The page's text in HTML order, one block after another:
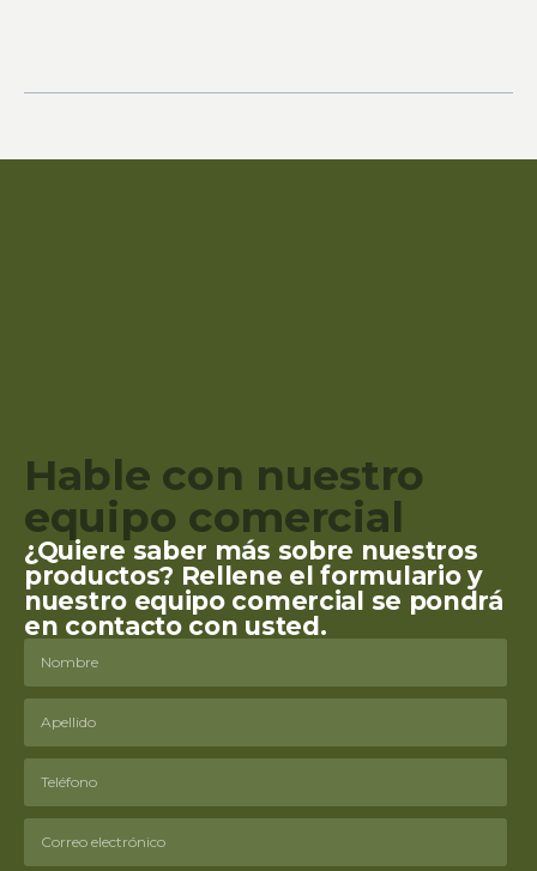
Hable con nuestro
equipo comercial
¿Quiere saber más sobre nuestros
productos? Rellene el formulario y
nuestro equipo comercial se pondrá
en contacto con usted.